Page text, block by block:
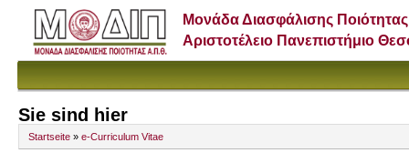
Μονάδα Διασφάλισης Ποιότητας
Αριστοτέλειο Πανεπιστήμιο
Sie sind hier
Startseite » e-Curriculum Vitae